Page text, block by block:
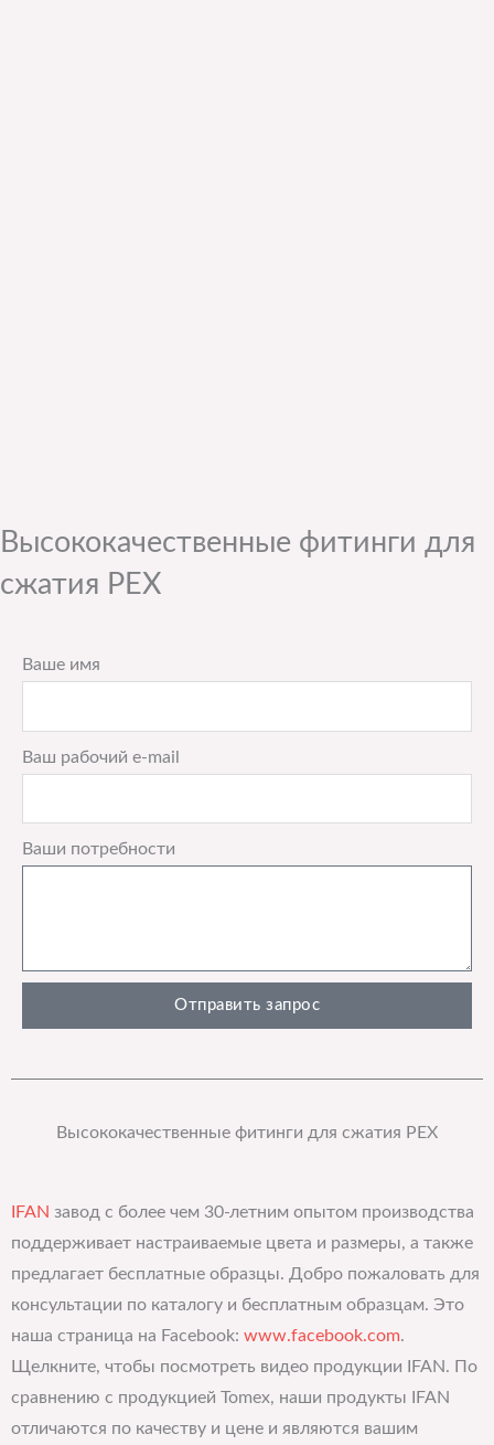
Высококачественные фитинги для
сжатия PEX
Ваше имя
Ваш рабочий e-mail
Ваши потребности
Отправить запрос
Высококачественные фитинги для сжатия PEX
IFAN завод с более чем 30-летним опытом производства
поддерживает настраиваемые цвета и размеры, а также
предлагает бесплатные образцы. Добро пожаловать для
консультации по каталогу и бесплатным образцам. Это
наша страница на Facebook: www.facebook.com.
Щелкните, чтобы посмотреть видео продукции IFAN. По
сравнению с продукцией Tomex, наши продукты IFAN
отличаются по качеству и цене и являются вашим